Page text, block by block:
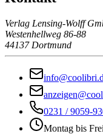
Verlag Lensing-Wolff
Westenhellweg 86-88
44137 Dortmund
0231 / 9059-
Montag bis